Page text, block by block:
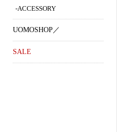
ACCESSORY
UOMOSHOP／
SALE